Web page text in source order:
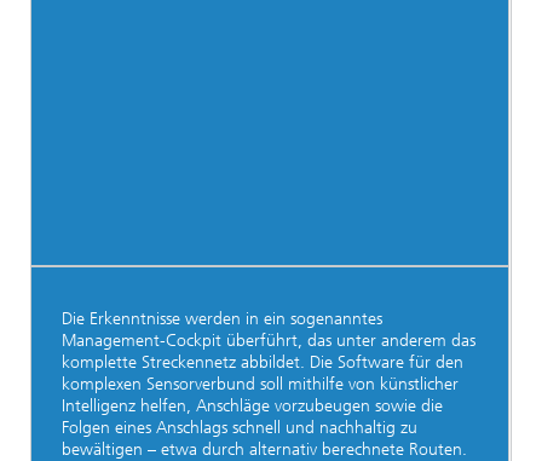
Die Erkenntnisse werden in ein sogenanntes
Management-Cockpit überführt, das unter anderem das
komplette Streckennetz abbildet. Die Software für den
komplexen Sensorverbund soll mithilfe von künstlicher
Intelligenz helfen, Anschläge vorzubeugen sowie die
Folgen eines Anschlags schnell und nachhaltig zu
bewältigen – etwa durch alternativ berechnete Routen.